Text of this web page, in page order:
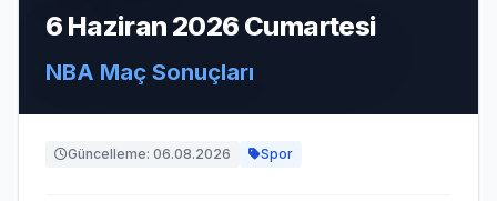
6 Haziran 2026 Cumartesi
NBA Maç Sonuçları
Güncelleme: 06.08.2026 Spor